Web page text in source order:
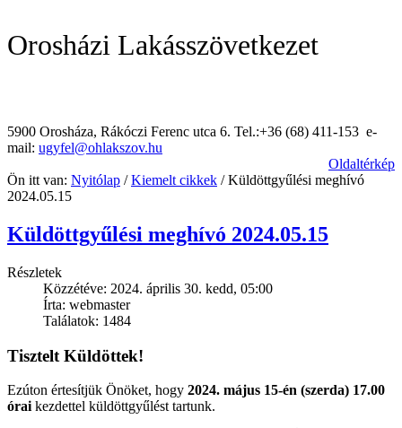
Orosházi Lakásszövetkezet
5900 Orosháza, Rákóczi Ferenc utca 6. Tel.:+36 (68) 411-153 e-
mail: ugyfel@ohlakszov.hu
Oldaltérkép
Ön itt van: Nyitólap /Kiemelt cikkek /Küldöttgyűlési meghívó
2024.05.15
Küldöttgyűlési meghívó 2024.05.15
Részletek
Közzétéve: 2024. április 30. kedd, 05:00
Írta: webmaster
Találatok: 1484
Tisztelt Küldöttek!
Ezúton értesítjük Önöket, hogy 2024. május 15-én (szerda) 17.00
órai kezdettel küldöttgyűlést tartunk.